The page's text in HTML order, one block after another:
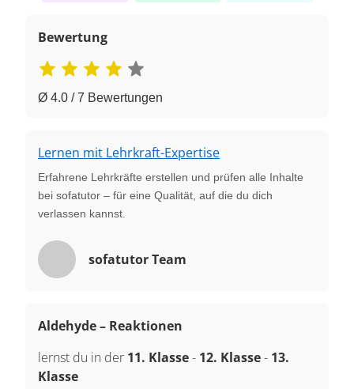
Bewertung
Ø 4.0 / 7 Bewertungen
Lernen mit Lehrkraft-Expertise
Erfahrene Lehrkräfte erstellen und prüfen alle Inhalte
bei sofatutor – für eine Qualität, auf die du dich
verlassen kannst.
sofatutor Team
Aldehyde – Reaktionen
lernst du in der 11. Klasse- 12. Klasse- 13.
Klasse